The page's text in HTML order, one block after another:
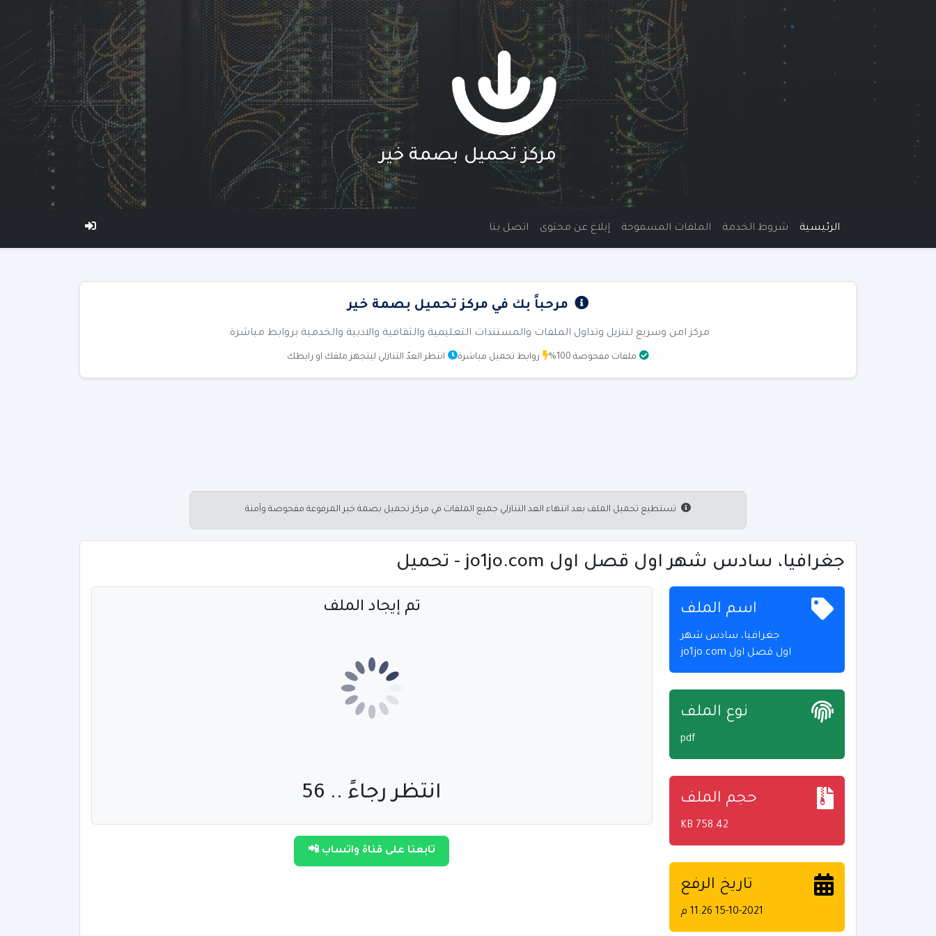
مركز تحميل بصمة خير
الرئيسية شروط الخدمة الملفات المسموحة إبلاغ عن محتوى اتصل بنا
مرحباً بك في مركز تحميل بصمة خير
مركز امن وسريع لتنزيل وتداول الملفات والمستندات التعليمية والثقافية والادبية والخدمية بروابط مباشرة.
ملفات مفحوصة 100% روابط تحميل مباشرة انتظر العدّ التنازلي ليتجهز ملفك او رابطك
تستطيع تحميل الملف بعد انتهاء العد التنازلي جميع الملفات في مركز تحميل بصمة خير المرفوعة مفحوصة وآمنة
جغرافيا، سادس شهر اول قصل اول jo1jo.com - تحميل
اسم الملف
جغرافيا، سادس شهر
اول قصل اول jo1jo.com
نوع الملف
pdf
حجم الملف
758.42 KB
تاريخ الرفع
15-10-2021 11:26 م
تم إيجاد الملف
انتظر رجاءً .. 55
تابعنا على قناة واتساب 📲